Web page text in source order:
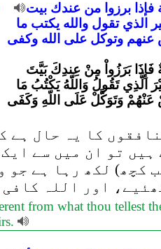
فإذا برزوا من عندك بيت
الذي تقول والله يكتب ما
عنهم وتوكل على الله وكفى
بَرَزُواْ مِنْ عِندِكَ بَيَّتَ
الَّذِي تَقُولُ وَاللّهُ يَكْتُبُ مَا
عَنْهُمْ وَتَوَكَّلْ عَلَى اللّهِ وَكَفَى
کا یہ حال ہے
ہیں تو ان میں سے
کچھ) لکھ رہا ہے
اور اللہ
from what thou tellest